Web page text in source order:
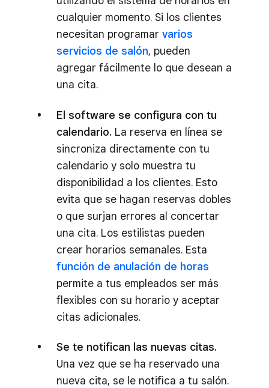
cualquier momento. Si los clientes
necesitan programar varios
servicios de salón, pueden
agregar fácilmente lo que desean a
una cita.
El software se configura con tu
calendario. La reserva en línea se
sincroniza directamente con tu
calendario y solo muestra tu
disponibilidad a los clientes. Esto
evita que se hagan reservas dobles
o que surjan errores al concertar
una cita. Los estilistas pueden
crear horarios semanales. Esta
función de anulación de horas
permite a tus empleados ser más
flexibles con su horario y aceptar
citas adicionales.
Se te notifican las nuevas citas.
Una vez que se ha reservado una
nueva cita, se le notifica a tu salón.